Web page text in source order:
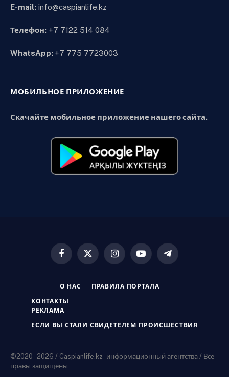
E-mail: info@caspianlife.kz
Телефон: +7 7122 514 084
WhatsApp: +7 775 7723003
МОБИЛЬНОЕ ПРИЛОЖЕНИЕ
Скачайте мобильное приложение нашего сайта.
Facebook
X
InstagramYouTubeTelegram
О НАС ПРАВИЛА ПОРТАЛА
КОНТАКТЫ
РЕКЛАМА
ЕСЛИ ВЫ СТАЛИ СВИДЕТЕЛЕМ ПРОИСШЕСТВИЯ
©2020 - 2026 / Caspianlife.kz -информационный агентства / Все
правы защищены.